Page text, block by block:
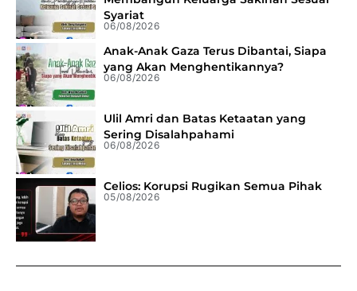
Syariat
06/08/2026
Anak-Anak Gaza Terus Dibantai, Siapa
yang Akan Menghentikannya?
06/08/2026
Ulil Amri dan Batas Ketaatan yang
Sering Disalahpahami
06/08/2026
Celios: Korupsi Rugikan Semua Pihak
05/08/2026